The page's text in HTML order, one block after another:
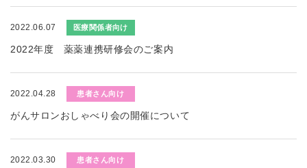
2022.06.07 医療関係者向け
2022年度 薬薬連携研修会のご案内
2022.04.28 患者さん向け
がんサロンおしゃべり会の開催について
2022.03.30 患者さん向け